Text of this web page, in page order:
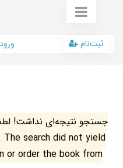
ورود ثبت‌نام
جستجو نتیجه‌ای نداشت!
or order the book from